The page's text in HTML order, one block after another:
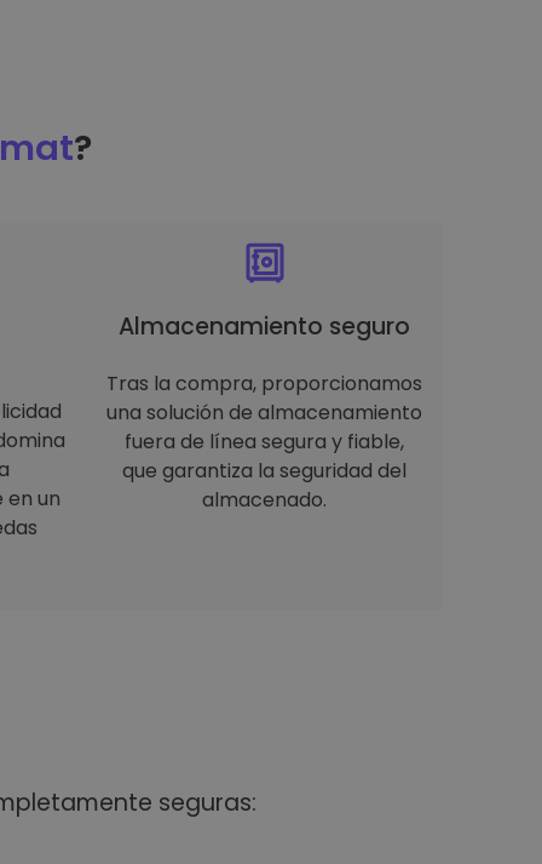
?
un
Almacenamiento seguro
Tras la compra, proporcionamos
una solución de almacenamiento
fuera de línea segura y fiable,
que garantiza la seguridad del
almacenado.
seguras: